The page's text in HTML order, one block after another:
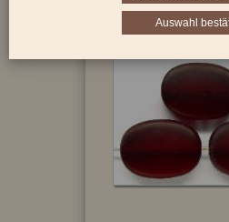
Auswahl